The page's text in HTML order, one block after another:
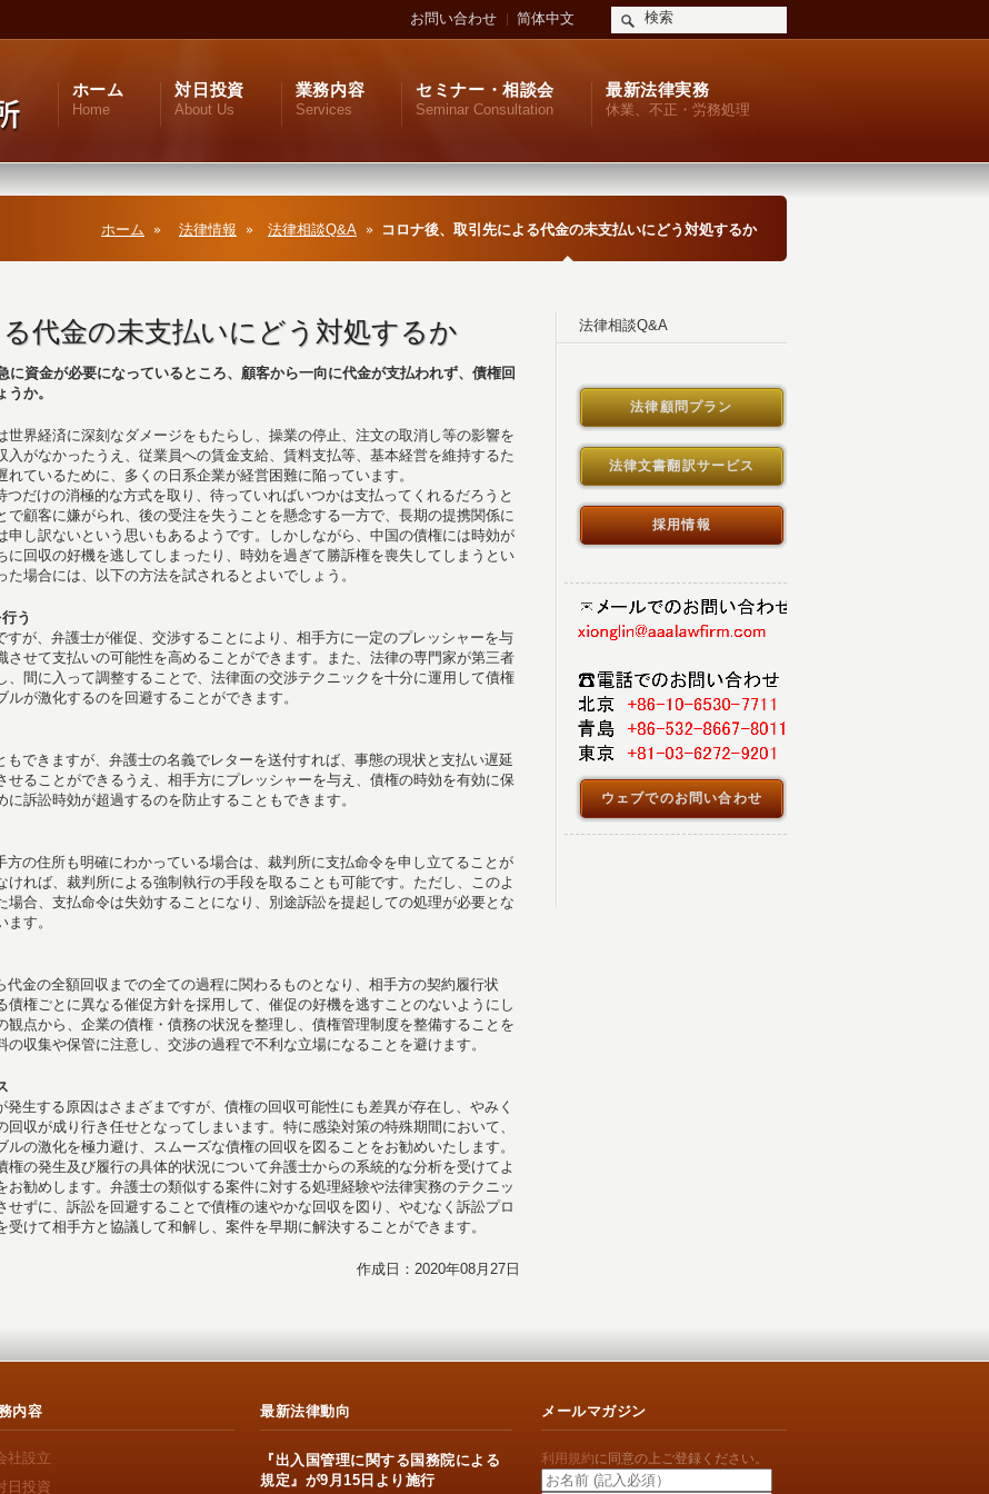
お問い合わせ 简体中文
ホーム
Home
対日投資
About Us
業務内容
Services
セミナー・相談会
Seminar Consultation
最新法律実務
休業、不正・労務処理
ホーム 法律情報 法律相談Q&A コロナ後、取引先による代金の未支払いにどう対処するか
代金の未支払いにどう対処するか
資金が必要になっているところ、顧客から一向に代金が支払われず、債権回
か。
界経済に深刻なダメージをもたらし、操業の停止、注文の取消し等の影響を
がなかったうえ、従業員への賃金支給、賃料支払等、基本経営を維持するた
ているために、多くの日系企業が経営困難に陥っています。
だけの消極的な方式を取り、待っていればいつかは支払ってくれるだろうと
顧客に嫌がられ、後の受注を失うことを懸念する一方で、長期の提携関係に
し訳ないという思いもあるようです。しかしながら、中国の債権には時効が
回収の好機を逃してしまったり、時効を過ぎて勝訴権を喪失してしまうとい
場合には、以下の方法を試されるとよいでしょう。
う
が、弁護士が催促、交渉することにより、相手方に一定のプレッシャーを与
させて支払いの可能性を高めることができます。また、法律の専門家が第三者
、間に入って調整することで、法律面の交渉テクニックを十分に運用して債権
が激化するのを回避することができます。
できますが、弁護士の名義でレターを送付すれば、事態の現状と支払い遅延
ることができるうえ、相手方にプレッシャーを与え、債権の時効を有効に保
訴訟時効が超過するのを防止することもできます。
の住所も明確にわかっている場合は、裁判所に支払命令を申し立てることが
れば、裁判所による強制執行の手段を取ることも可能です。ただし、このよ
場合、支払命令は失効することになり、別途訴訟を提起しての処理が必要とな
す。
金の全額回収までの全ての過程に関わるものとなり、相手方の契約履行状
権ごとに異なる催促方針を採用して、催促の好機を逃すことのないようにし
観点から、企業の債権・債務の状況を整理し、債権管理制度を整備することを
収集や保管に注意し、交渉の過程で不利な立場になることを避けます。
生する原因はさまざまですが、債権の回収可能性にも差異が存在し、やみく
収が成り行き任せとなってしまいます。特に感染対策の特殊期間において、
の激化を極力避け、スムーズな債権の回収を図ることをお勧めいたします。
の発生及び履行の具体的状況について弁護士からの系統的な分析を受けてよ
お勧めします。弁護士の類似する案件に対する処理経験や法律実務のテクニッ
ずに、訴訟を回避することで債権の速やかな回収を図り、やむなく訴訟プロ
けて相手方と協議して和解し、案件を早期に解決することができます。
作成日：2020年08月27日
法律相談Q&A
法律顧問プラン
法律文書翻訳サービス
採用情報
ウェブでのお問い合わせ
内容
社設立
日投資
最新法律動向
『出入国管理に関する国務院による
規定』が9月15日より施行
メールマガジン
利用規約に同意の上ご登録ください。